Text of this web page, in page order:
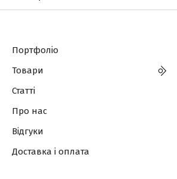
Портфоліо
Товари
Статті
Про нас
Відгуки
Доставка і оплата